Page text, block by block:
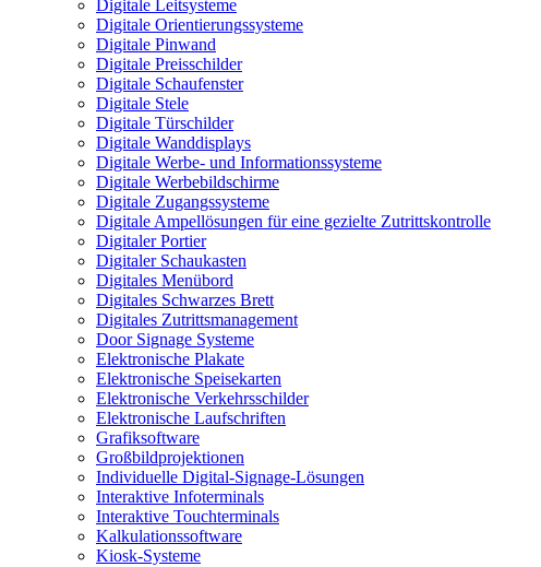
Digitale Leitsysteme
Digitale Orientierungssysteme
Digitale Pinwand
Digitale Preisschilder
Digitale Schaufenster
Digitale Stele
Digitale Türschilder
Digitale Wanddisplays
Digitale Werbe- und Informationssysteme
Digitale Werbebildschirme
Digitale Zugangssysteme
Digitale Ampellösungen für eine gezielte Zutrittskontrolle
Digitaler Portier
Digitaler Schaukasten
Digitales Menübord
Digitales Schwarzes Brett
Digitales Zutrittsmanagement
Door Signage Systeme
Elektronische Plakate
Elektronische Speisekarten
Elektronische Verkehrsschilder
Elektronische Laufschriften
Grafiksoftware
Großbildprojektionen
Individuelle Digital-Signage-Lösungen
Interaktive Infoterminals
Interaktive Touchterminals
Kalkulationssoftware
Kiosk-Systeme